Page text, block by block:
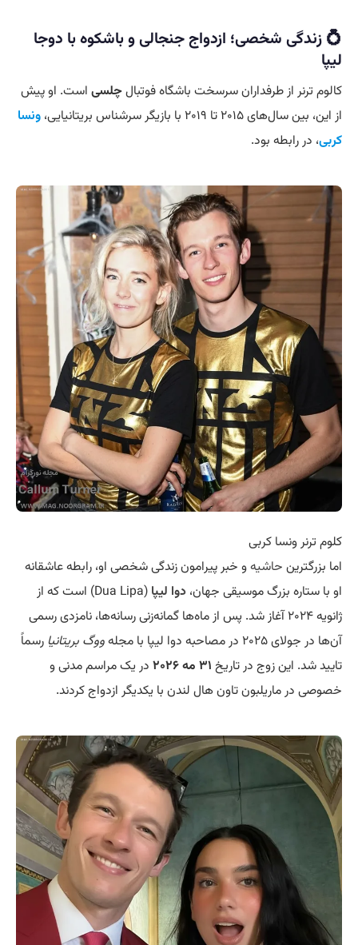
💍 زندگی شخصی؛ ازدواج جنجالی و باشکوه با دوجا
لیپا
کالوم ترنر از طرفداران سرسخت باشگاه فوتبالچلسی است. او پیش
از این، بین سال‌های ۲۰۱۵ تا ۲۰۱۹ با بازیگر سرشناس بریتانیایی،
ونسا
کربی، در رابطه بود.
کلوم ترنر ونسا کربی
اما بزرگترین حاشیهو خبر پیرامون زندگی شخصی او، رابطه عاشقانه
او با ستاره بزرگ موسیقی جهان، دوا لیپا
(Dua Lipa) است که از
ژانویه ۲۰۲۴ آغاز شد. پس از ماه‌ها گمانه‌زنی رسانه‌ها، نامزدی رسمی
آن‌ها در جولای ۲۰۲۵ در مصاحبه دوا لیپا با مجله
ووگ بریتانیا رسماً
تایید شد. این زوج در تاریخ ۳۱ مه ۲۰۲۶
در یک مراسم مدنی و
خصوصی در ماریلبون تاون هال لندن با یکدیگر ازدواج کردند.